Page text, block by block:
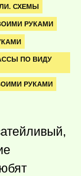
СХЕМЫ
РУКАМИ
ПО ВИДУ
РУКАМИ